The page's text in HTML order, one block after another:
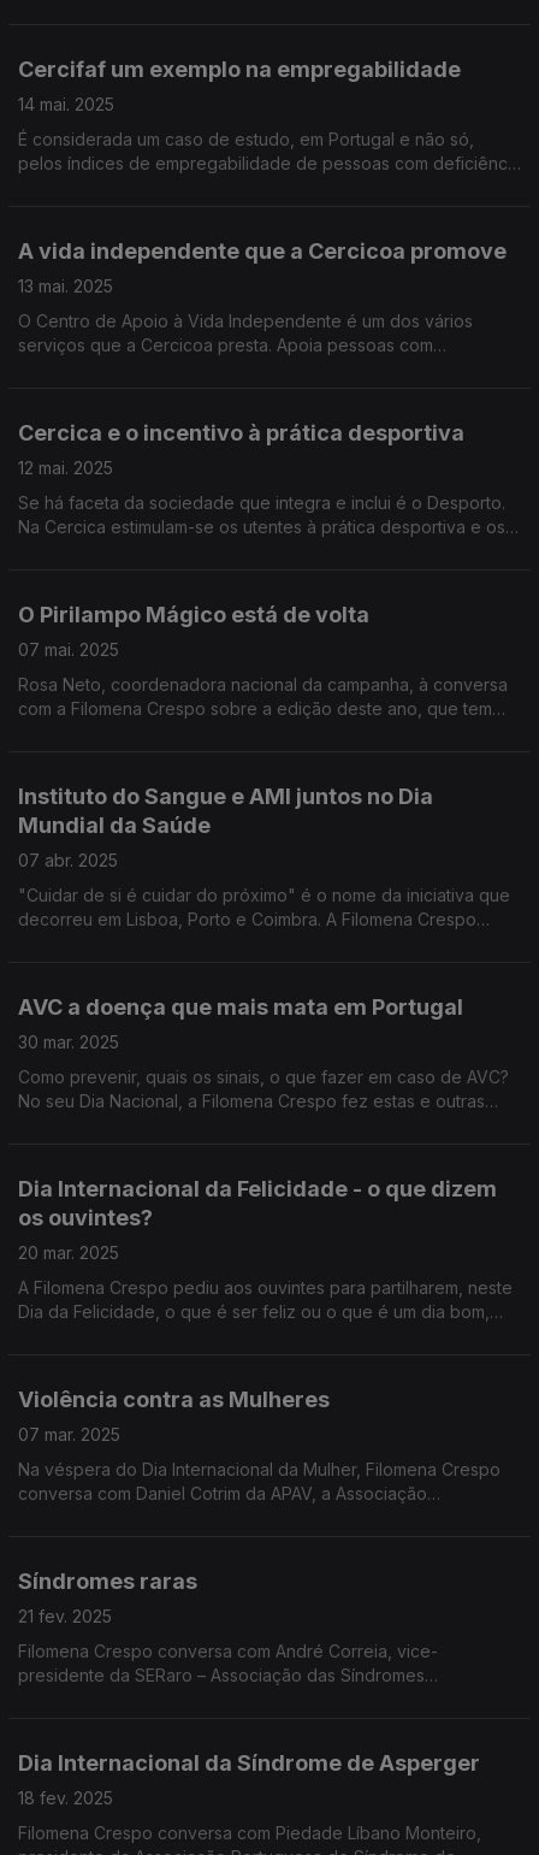
Cercifaf um exemplo na empregabilidade
14 mai. 2025
É considerada um caso de estudo, em Portugal e não só,
pelos índices de empregabilidade de pessoas com deficiência
A vida independente que a Cercicoa promove
13 mai. 2025
O Centro de Apoio à Vida Independente é um dos vários
serviços que a Cercicoa presta. Apoia pessoas com
Cercica e o incentivo à prática desportiva
12 mai. 2025
Se há faceta da sociedade que integra e inclui é o Desporto.
Na Cercica estimulam-se os utentes à prática desportiva e os
O Pirilampo Mágico está de volta
07 mai. 2025
Rosa Neto, coordenadora nacional da campanha, à conversa
com a Filomena Crespo sobre a edição deste ano, que tem
Instituto do Sangue e AMI juntos no Dia
Mundial da Saúde
07 abr. 2025
"Cuidar de si é cuidar do próximo" é o nome da iniciativa que
decorreu em Lisboa, Porto e Coimbra. A Filomena Crespo
AVC a doença que mais mata em Portugal
30 mar. 2025
Como prevenir, quais os sinais, o que fazer em caso de AVC?
No seu Dia Nacional, a Filomena Crespo fez estas e outras
Dia Internacional da Felicidade - o que dizem
os ouvintes?
20 mar. 2025
A Filomena Crespo pediu aos ouvintes para partilharem, neste
Dia da Felicidade, o que é ser feliz ou o que é um dia bom,
Violência contra as Mulheres
07 mar. 2025
Na véspera do Dia Internacional da Mulher, Filomena Crespo
conversa com Daniel Cotrim da APAV, a Associação
Síndromes raras
21 fev. 2025
Filomena Crespo conversa com André Correia, vice-
presidente da SERaro – Associação das Síndromes
Dia Internacional da Síndrome de Asperger
18 fev. 2025
Filomena Crespo conversa com Piedade Líbano Monteiro,